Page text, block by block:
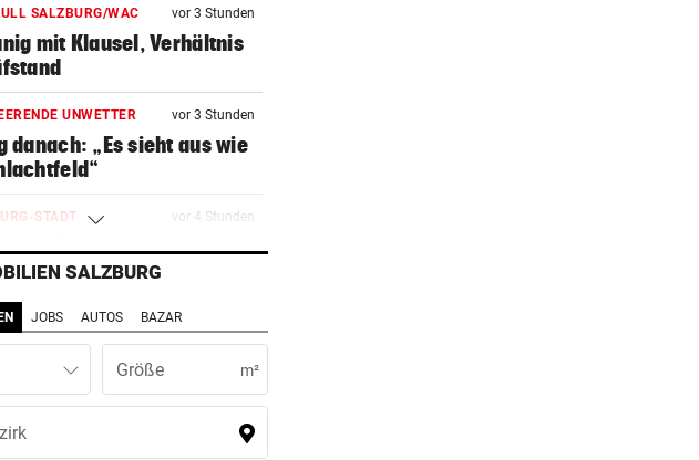
SALZBURG/WAC vor 3 Stunden
mit Klausel, Verhältnis
UNWETTER vor 3 Stunden
danach: „Es sieht aus wie
STADT vor 4 Stunden
16-Jähriger mit
Moped erwischt
WURDE NASS vor 5 Stunden
Gewitter legte zehn
erneut lahm
vor 5 Stunden
bei Wasserrettung: „Wir
SALZBURG
JOBS AUTOS BAZAR
m²